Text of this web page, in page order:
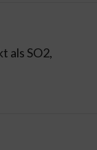
als SO2,